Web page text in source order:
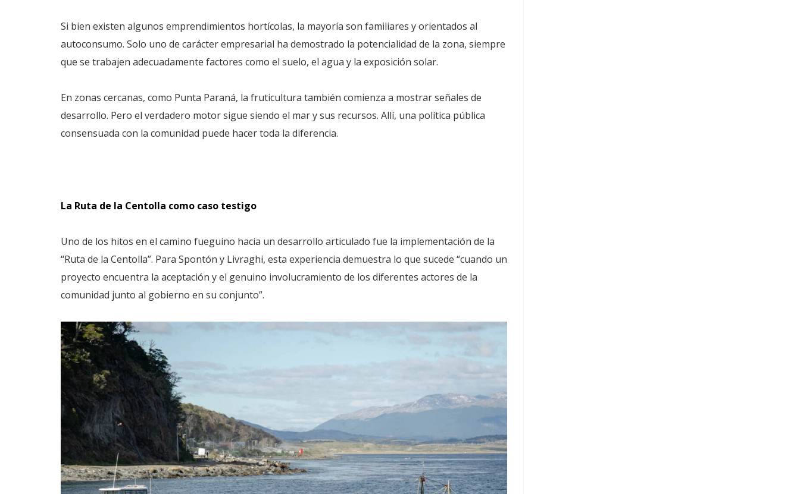
Si bien existen algunos emprendimientos hortícolas, la mayoría son familiares y orientados al
autoconsumo. Solo uno de carácter empresarial ha demostrado la potencialidad de la zona, siempre
que se trabajen adecuadamente factores como el suelo, el agua y la exposición solar.
En zonas cercanas, como Punta Paraná, la fruticultura también comienza a mostrar señales de
desarrollo. Pero el verdadero motor sigue siendo el mar y sus recursos. Allí, una política pública
consensuada con la comunidad puede hacer toda la diferencia.
La Ruta de la Centolla como caso testigo
Uno de los hitos en el camino fueguino hacia un desarrollo articulado fue la implementación de la
“Ruta de la Centolla”. Para Spontón y Livraghi, esta experiencia demuestra lo que sucede “cuando un
proyecto encuentra la aceptación y el genuino involucramiento de los diferentes actores de la
comunidad junto al gobierno en su conjunto”.